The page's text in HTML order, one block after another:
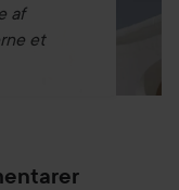
af
et